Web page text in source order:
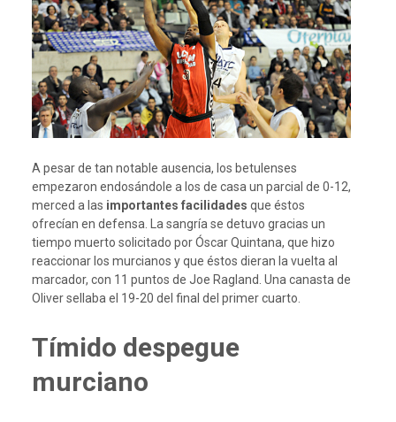
A pesar de tan notable ausencia, los betulenses
empezaron endosándole a los de casa un parcial de 0-12,
merced a las importantes facilidades que éstos
ofrecían en defensa. La sangría se detuvo gracias un
tiempo muerto solicitado por Óscar Quintana, que hizo
reaccionar los murcianos y que éstos dieran la vuelta al
marcador, con 11 puntos de Joe Ragland. Una canasta de
Oliver sellaba el 19-20 del final del primer cuarto.
Tímido despegue
murciano